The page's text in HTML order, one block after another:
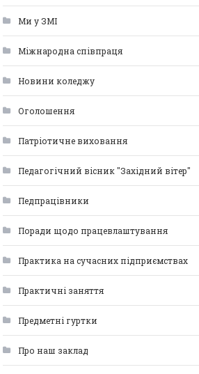
Ми у ЗМІ
Міжнародна співпраця
Новини коледжу
Оголошення
Патріотичне виховання
Педагогічний вісник "Західний вітер"
Педпрацівники
Поради щодо працевлаштування
Практика на сучасних підприємствах
Практичні заняття
Предметні гуртки
Про наш заклад